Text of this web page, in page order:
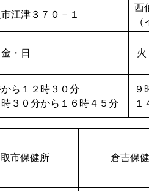
江津３７０－１
西
・日 火
から１２時３０分
時３０分から１６時４５分
９
１
市保健所 倉吉保